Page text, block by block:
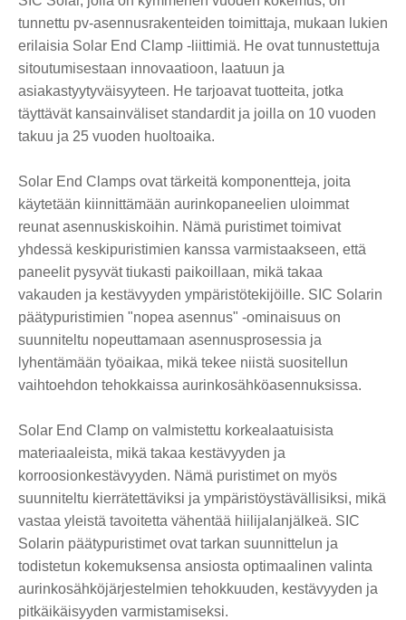
tunnettu pv-asennusrakenteiden toimittaja, mukaan lukien
erilaisia ​​Solar End Clamp -liittimiä. He ovat tunnustettuja
sitoutumisestaan ​​innovaatioon, laatuun ja
asiakastyytyväisyyteen. He tarjoavat tuotteita, jotka
täyttävät kansainväliset standardit ja joilla on 10 vuoden
takuu ja 25 vuoden huoltoaika.
Solar End Clamps ovat tärkeitä komponentteja, joita
käytetään kiinnittämään aurinkopaneelien uloimmat
reunat asennuskiskoihin. Nämä puristimet toimivat
yhdessä keskipuristimien kanssa varmistaakseen, että
paneelit pysyvät tiukasti paikoillaan, mikä takaa
vakauden ja kestävyyden ympäristötekijöille. SIC Solarin
päätypuristimien "nopea asennus" -ominaisuus on
suunniteltu nopeuttamaan asennusprosessia ja
lyhentämään työaikaa, mikä tekee niistä suositellun
vaihtoehdon tehokkaissa aurinkosähköasennuksissa.
Solar End Clamp on valmistettu korkealaatuisista
materiaaleista, mikä takaa kestävyyden ja
korroosionkestävyyden. Nämä puristimet on myös
suunniteltu kierrätettäviksi ja ympäristöystävällisiksi, mikä
vastaa yleistä tavoitetta vähentää hiilijalanjälkeä. SIC
Solarin päätypuristimet ovat tarkan suunnittelun ja
todistetun kokemuksensa ansiosta optimaalinen valinta
aurinkosähköjärjestelmien tehokkuuden, kestävyyden ja
pitkäikäisyyden varmistamiseksi.